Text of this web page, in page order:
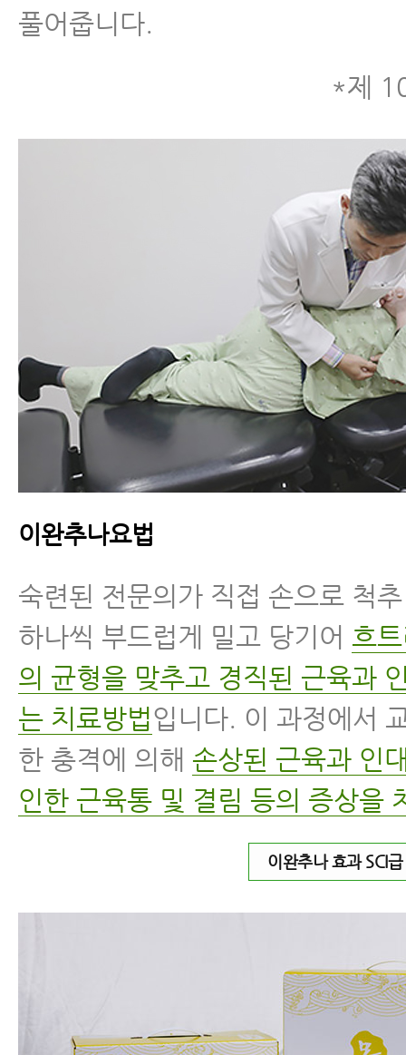
풀어줍니다.
*제
이완추나요법
숙련된 전문의가 직접 손으로 척
하나씩 부드럽게 밀고 당기어 흐
의 균형을 맞추고 경직된 근육과
는 치료방법입니다. 이 과정에서
한 충격에 의해 손상된 근육과 인
인한 근육통 및 결림 등의 증상을
이완추나 효과 SCI